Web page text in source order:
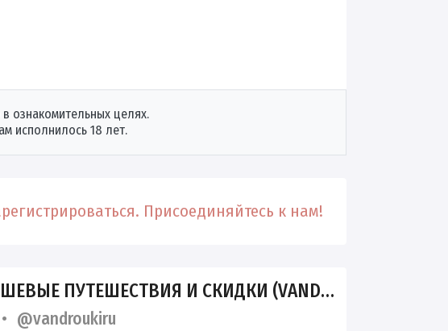
ознакомительных целях.
исполнилось 18 лет.
Присоединяйтесь к нам!
ПУТЕШЕСТВИЯ И СКИДКИ (VANDROUKI)
@vandroukiru